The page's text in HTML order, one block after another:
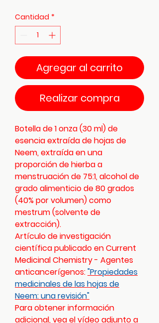
Cantidad *
Agregar al carrito
Realizar compra
Botella de 1 onza (30 ml) de
esencia extraída de hojas de
Neem, extraída en una
proporción de hierba a
menstruación de 75:1, alcohol de
grado alimenticio de 80 grados
(40% por volumen) como
mestrum (solvente de
extracción).
Artículo de investigación
científica publicado en Current
Medicinal Chemistry - Agentes
anticancerígenos:"Propiedades
medicinales de las hojas de
Neem: una revisión"
Para obtener información
adicional, vea el vídeo adjunto a